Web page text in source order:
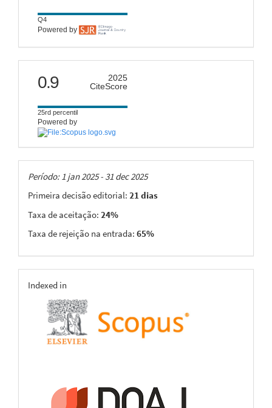
Q4
Powered by
citescore
0.9
2025
CiteScore
25rd percentil
Powered by
Taxas
Período: 1 jan 2025 - 31 dec 2025
Primeira decisão editorial: 21 dias
Taxa de aceitação: 24%
Taxa de rejeição na entrada: 65%
indexing
Indexed in